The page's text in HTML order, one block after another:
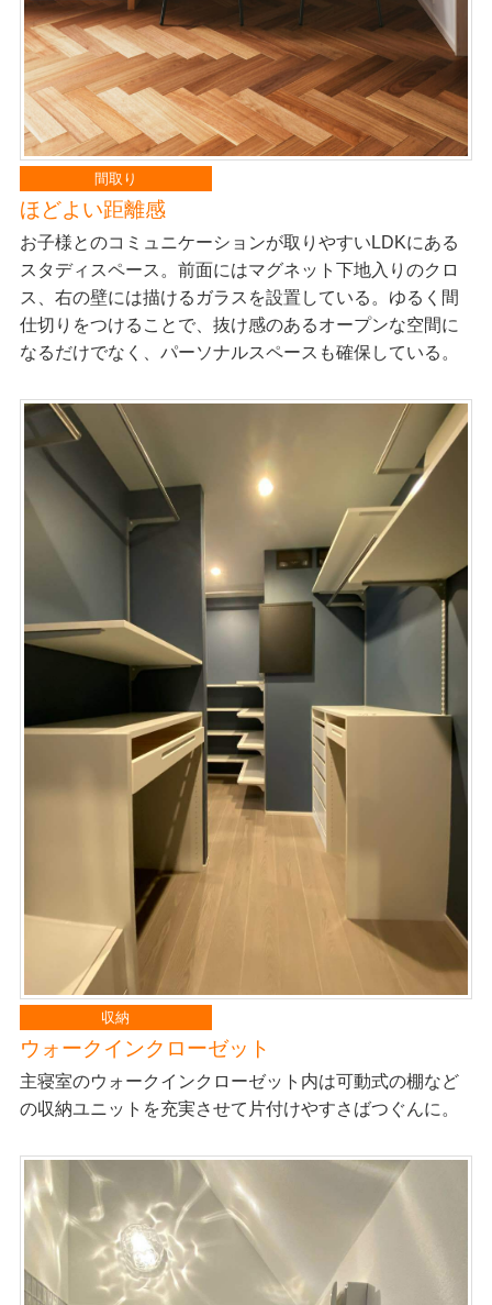
間取り
ほどよい距離感
お子様とのコミュニケーションが取りやすいLDKにある
スタディスペース。前面にはマグネット下地入りのクロ
ス、右の壁には描けるガラスを設置している。ゆるく間
仕切りをつけることで、抜け感のあるオープンな空間に
なるだけでなく、パーソナルスペースも確保している。
収納
ウォークインクローゼット
主寝室のウォークインクローゼット内は可動式の棚など
の収納ユニットを充実させて片付けやすさばつぐんに。